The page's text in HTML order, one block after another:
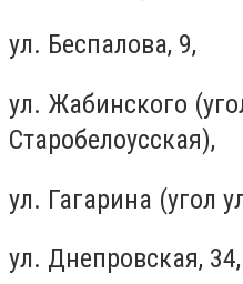
ул. Беспалова, 9,
ул. Жабинского
Старобелоусская),
ул. Гагарина (угол
ул. Днепровская, 34,